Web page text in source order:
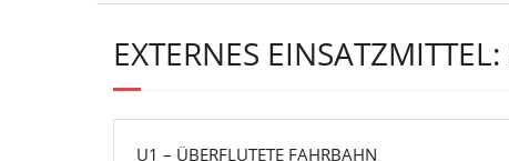
EXTERNES EINSATZMITTEL:
U1 – ÜBERFLUTETE FAHRBAHN